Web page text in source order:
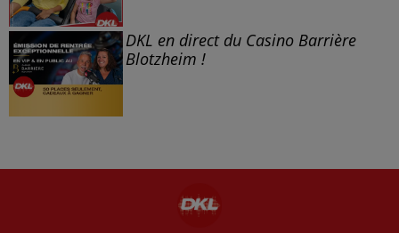
DKL en direct du Casino Barrière
Blotzheim !